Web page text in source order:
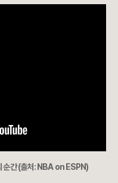
순간 (출처: NBA on ESPN)